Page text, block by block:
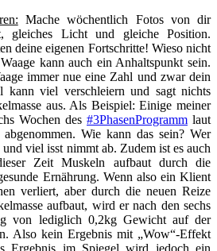
Mache wöchentlich Fotos von dir
gleiches Licht und gleiche Position.
deine eigenen Fortschritte! Wieso nicht
kann auch ein Anhaltspunkt sein.
immer nue eine Zahl und zwar dein
kann viel verschleiern und sagt nichts
aus. Als Beispiel: Einige meiner
Wochen des #3PhasenProgramm laut
Wie kann das sein? Wer
viel isst nimmt ab. Zudem ist es auch
Zeit Muskeln aufbaut durch die
Ernährung. Wenn also ein Klient
verliert, aber durch die neuen Reize
aufbaut, wird er nach den sechs
von lediglich 0,2kg Gewicht auf der
Also kein Ergebnis mit „Wow“-Effekt
Ergebnis im Spiegel wird jedoch ein